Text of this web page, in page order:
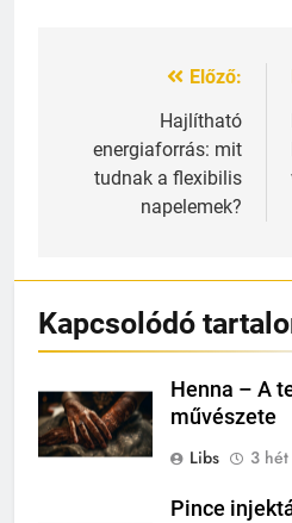
Bejegyzés
navigáció
Előző:
Hajlítható
energiaforrás: mit
tudnak a flexibilis
napelemek?
Kapcsolódó
Henna – A
művészete
Libs
3
Pince